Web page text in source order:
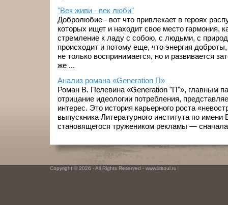
"Век живи - век люби"
Добролюбие - вот что привлекает в героях
которых ищет и находит свое место гармония,
стремление к ладу с собою, с людьми, с
происходит и потому еще, что энергия
не только воспринимается, но и развивается
же ...
Анализ романа «Generation П»
Роман В. Пелевина «Generation "П"», главным
отрицание идеологии потребления,
интерес. Это история карьерного роста
выпускника Литературного института по имени
становящегося тружеником рекламы —
Copyright © 2026 - All Rights Reserved - www.litsoul.ru